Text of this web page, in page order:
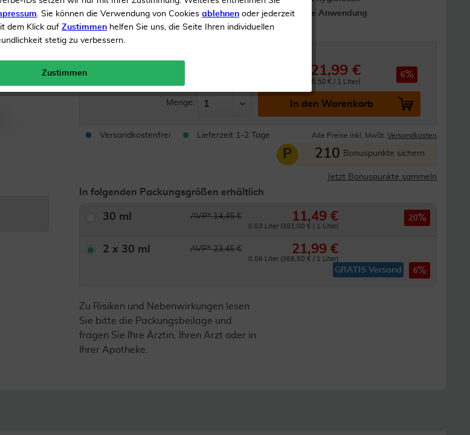
Schnelle Anwendung und schnelles
Einziehen
Fleckenfreie Anwendung
21,99 €
0.06 Liter (366,50 € / 1 Liter)
6
Menge: In den Warenkorb
Versandkostenfrei Lieferzeit 1-2 Tage Alle Preise inkl. MwSt. Versandkosten
P 210 Bonuspunkte sichern
Jetzt Bonuspunkte sammeln
In folgenden Packungsgrößen erhältlich
30 ml AVP* 14,45 € 11,49 €
0.03 Liter (383,00 € / 1 Liter)
20
2 x 30 ml AVP* 23,45 € 21,99 €
0.06 Liter (366,50 € / 1 Liter)
GRATIS Versand 6
Zu Risiken und Nebenwirkungen lesen
Sie bitte die Packungsbeilage und
fragen Sie Ihre Ärztin, Ihren Arzt oder in
Ihrer Apotheke.
. Sie können die Verwendung von Cookies ablehnen oder jederzeit
dem Klick auf Zustimmen helfen Sie uns, die Seite Ihren individuellen
stetig zu verbessern.
Zustimmen